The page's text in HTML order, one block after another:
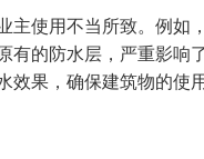
主使用不当所致。例如
有的防水层，严重影响
效果，确保建筑物的使